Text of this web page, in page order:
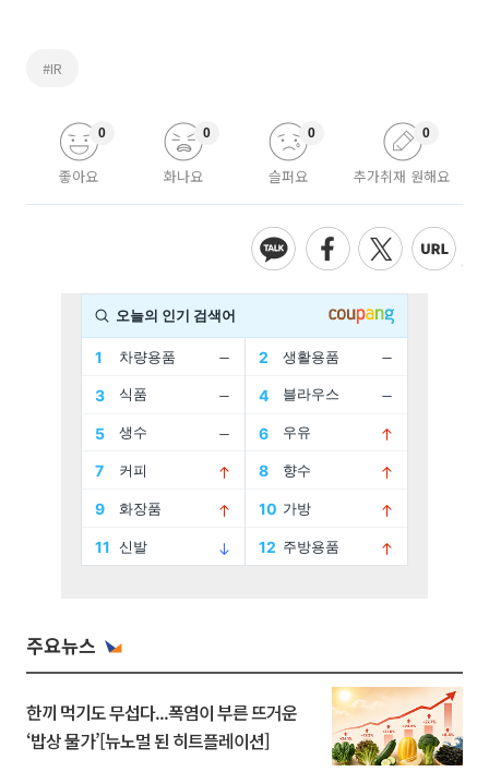
#IR
좋아요
0
화나요
0
슬퍼요
0
추가취재 원해요
0
주요뉴스
한끼 먹기도 무섭다...폭염이 부른 뜨거운
‘밥상 물가’[뉴노멀 된 히트플레이션]